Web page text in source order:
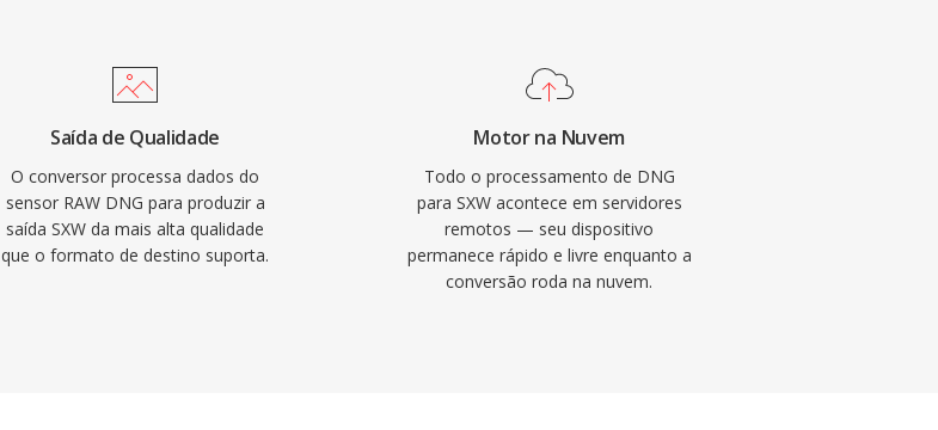
Saída de Qualidade
O conversor processa dados do
sensor RAW DNG para produzir a
saída SXW da mais alta qualidade
que o formato de destino suporta.
Motor na Nuvem
Todo o processamento de DNG
para SXW acontece em servidores
remotos — seu dispositivo
permanece rápido e livre enquanto a
conversão roda na nuvem.